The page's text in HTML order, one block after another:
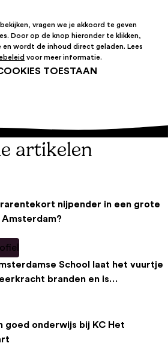
vragen we je akkoord te geven
Door op de knop hieronder te klikken,
wordt de inhoud direct geladen. Lees
voor meer informatie.
TOESTAAN
artikelen
nijpender in een grote
Amsterdam?
School laat het vuurtje
branden en is
goed onderwijs bij KC Het